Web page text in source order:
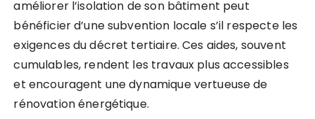
améliorer l’isolation de son bâtiment peut
bénéficier d’une subvention locale s’il respecte les
exigences du décret tertiaire. Ces aides, souvent
cumulables, rendent les travaux plus accessibles
et encouragent une dynamique vertueuse de
rénovation énergétique.